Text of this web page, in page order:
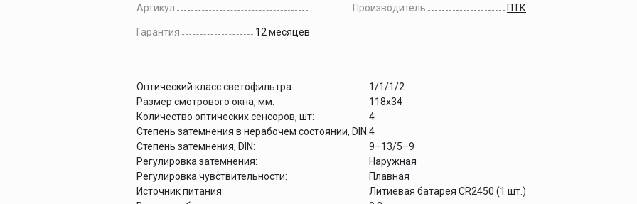
Артикул Производитель ПТК
Гарантия 12 месяцев
Оптический класс светофильтра:
1/1/1/2
Размер смотрового окна, мм:
118х34
Количество оптических сенсоров, шт:
4
Степень затемнения в нерабочем состоянии, DIN:4
Степень затемнения, DIN:
9–13/5–9
Регулировка затемнения:
Наружная
Регулировка чувствительности:
Плавная
Источник питания:
Литиевая батарея CR2450 (1 шт.)